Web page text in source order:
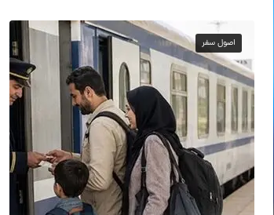
اصول سفر